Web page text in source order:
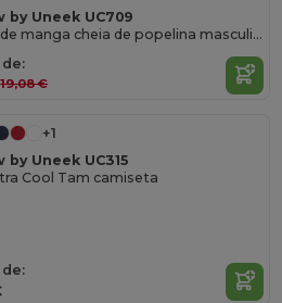
by Uneek UC709
Camisa de manga cheia de popelina masculina
19,08 €
+1
by Uneek UC315
Cool Tam camiseta